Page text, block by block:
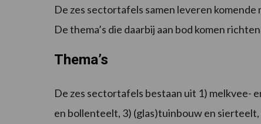
De zes sectortafels samen leveren
De thema’s die daarbij aan bod komen
Thema’s
De zes sectortafels bestaan uit 1) melkvee-
en bollenteelt, 3) (glas)tuinbouw en